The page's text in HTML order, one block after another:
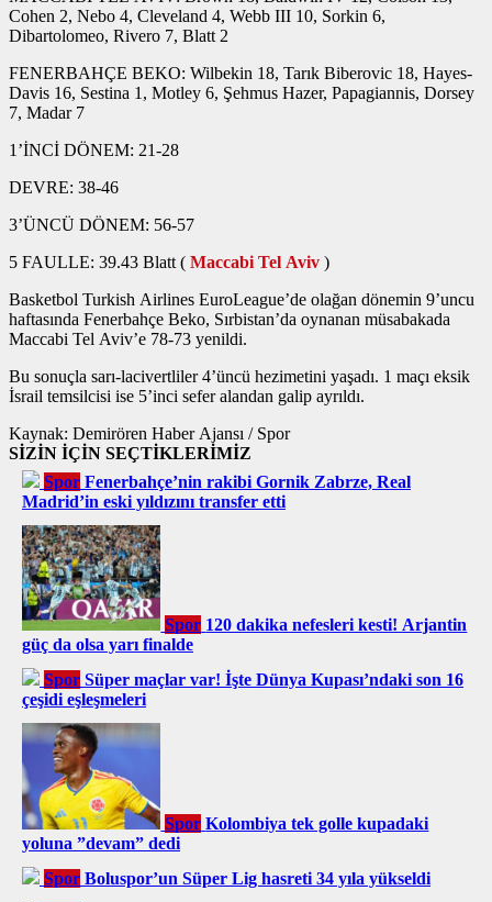
Cohen 2, Nebo 4, Cleveland 4, Webb III 10, Sorkin 6,
Dibartolomeo, Rivero 7, Blatt 2
FENERBAHÇE BEKO: Wilbekin 18, Tarık Biberovic 18, Hayes-
Davis 16, Sestina 1, Motley 6, Şehmus Hazer, Papagiannis, Dorsey
7, Madar 7
1’İNCİ DÖNEM: 21-28
DEVRE: 38-46
3’ÜNCÜ DÖNEM: 56-57
5 FAULLE: 39.43 Blatt ( Maccabi Tel Aviv )
Basketbol Turkish Airlines EuroLeague’de olağan dönemin 9’uncu
haftasında Fenerbahçe Beko, Sırbistan’da oynanan müsabakada
Maccabi Tel Aviv’e 78-73 yenildi.
Bu sonuçla sarı-lacivertliler 4’üncü hezimetini yaşadı. 1 maçı eksik
İsrail temsilcisi ise 5’inci sefer alandan galip ayrıldı.
Kaynak: Demirören Haber Ajansı / Spor
SİZİN İÇİN SEÇTİKLERİMİZ
Spor Fenerbahçe’nin rakibi Gornik Zabrze, Real
Madrid’in eski yıldızını transfer etti
Spor 120 dakika nefesleri kesti! Arjantin
güç da olsa yarı finalde
Spor Süper maçlar var! İşte Dünya Kupası’ndaki son 16
çeşidi eşleşmeleri
Spor Kolombiya tek golle kupadaki
yoluna ”devam” dedi
Spor Boluspor’un Süper Lig hasreti 34 yıla yükseldi